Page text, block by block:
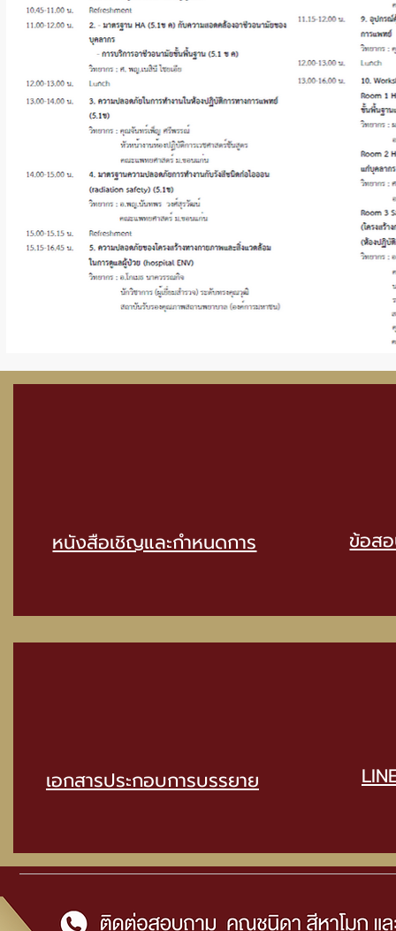
หนังสือเชิญและกำหนดการ ข้อส
เอกสารประกอบการบรรยาย